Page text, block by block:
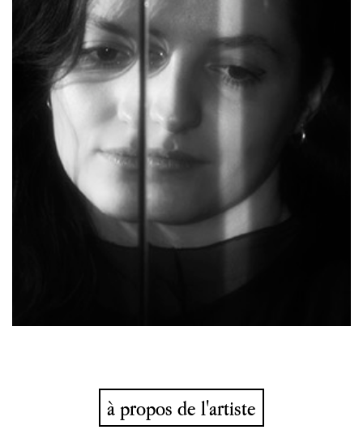
à propos de l'artiste